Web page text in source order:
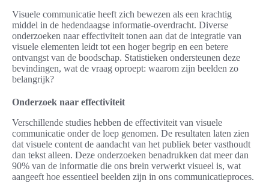
Visuele communicatie heeft zich bewezen als een krachtig
middel in de hedendaagse informatie-overdracht. Diverse
onderzoeken naar effectiviteit tonen aan dat de integratie van
visuele elementen leidt tot een hoger begrip en een betere
ontvangst van de boodschap. Statistieken ondersteunen deze
bevindingen, wat de vraag oproept: waarom zijn beelden zo
belangrijk?
Onderzoek naar effectiviteit
Verschillende studies hebben de effectiviteit van visuele
communicatie onder de loep genomen. De resultaten laten zien
dat visuele content de aandacht van het publiek beter vasthoudt
dan tekst alleen. Deze onderzoeken benadrukken dat meer dan
90% van de informatie die ons brein verwerkt visueel is, wat
aangeeft hoe essentieel beelden zijn in ons communicatieproces.